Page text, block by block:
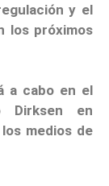
y el
los próximos
a cabo en el
Dirksen en
medios de